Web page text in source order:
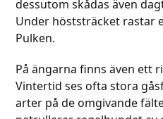
dessutom skådas även
Under höststräcket rastar
Pulken.
På ängarna finns även ett
Vintertid ses ofta stora
arter på de omgivande